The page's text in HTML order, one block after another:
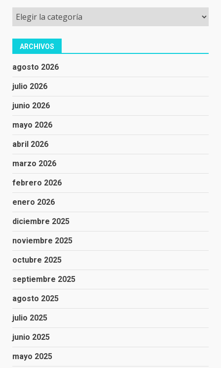
Categorías
ARCHIVOS
agosto 2026
julio 2026
junio 2026
mayo 2026
abril 2026
marzo 2026
febrero 2026
enero 2026
diciembre 2025
noviembre 2025
octubre 2025
septiembre 2025
agosto 2025
julio 2025
junio 2025
mayo 2025